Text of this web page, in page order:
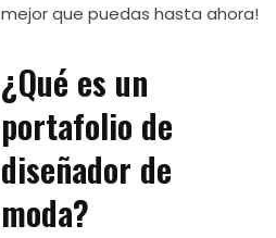
mejor que puedas hasta ahora!
¿Qué es un
portafolio de
diseñador de
moda?